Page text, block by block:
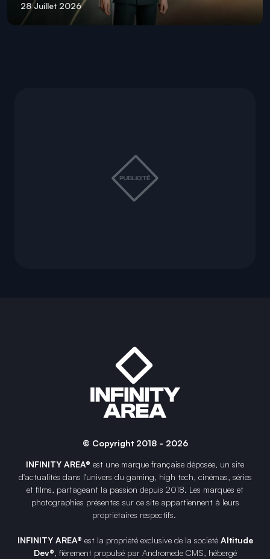
28 Juillet 2026
© Copyright 2018 - 2026
INFINITY AREA® est une marque française déposée, un site
d'actualités dans l'univers du gaming, high tech, cinémas, séries
et films, partageant la passion depuis 2018. Les marques et
photographies présentes sur ce site appartiennent à leurs
propriétaires respectifs.
INFINITY AREA® est la propriété exclusive de la société Altitude
Dev®, fièrement propulsé par Andromede CMS, hébergé